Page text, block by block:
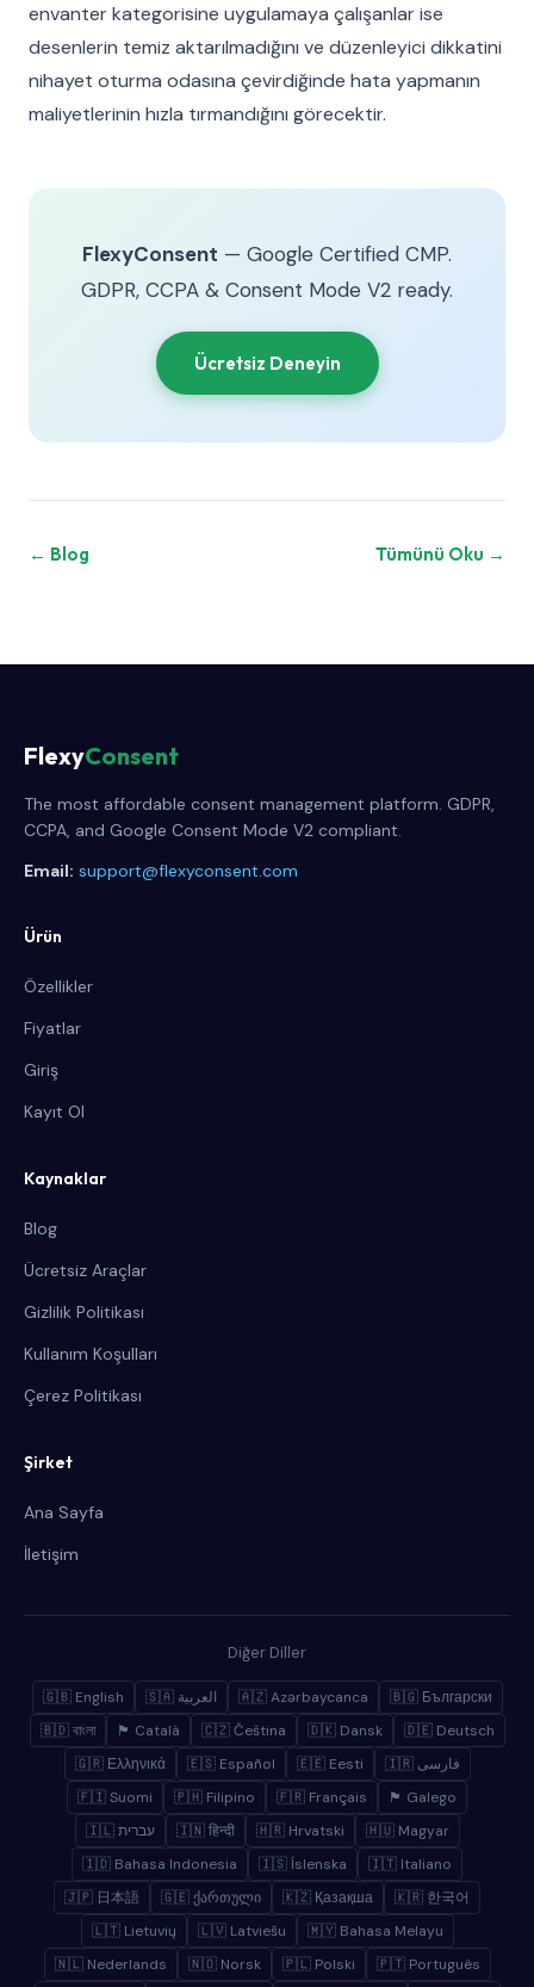
envanter kategorisine uygulamaya çalışanlar ise
desenlerin temiz aktarılmadığını ve düzenleyici dikkatini
nihayet oturma odasına çevirdiğinde hata yapmanın
maliyetlerinin hızla tırmandığını görecektir.
FlexyConsent — Google Certified CMP.
GDPR, CCPA & Consent Mode V2 ready.
Ücretsiz Deneyin
← Blog Tümünü Oku →
FlexyConsent
The most affordable consent management platform. GDPR,
CCPA, and Google Consent Mode V2 compliant.
Email: support@flexyconsent.com
Ürün
Özellikler
Fiyatlar
Giriş
Kayıt Ol
Kaynaklar
Blog
Ücretsiz Araçlar
Gizlilik Politikası
Kullanım Koşulları
Çerez Politikası
Şirket
Ana Sayfa
İletişim
Diğer Diller
🇬🇧 English 🇸🇦 العربية 🇦🇿 Azərbaycanca
🇧🇬 Български
🇧🇩 বাংলা
🏴 Català 🇨🇿 Čeština 🇩🇰 Dansk
🇩🇪 Deutsch
🇬🇷 Ελληνικά
🇪🇸 Español 🇪🇪 Eesti
🇮🇷 فارسی
🇫🇮 Suomi
🇵🇭 Filipino 🇫🇷 Français
🏴 Galego
🇮🇱 עברית
🇮🇳 हिन्दी 🇭🇷 Hrvatski
🇭🇺 Magyar
🇮🇩 Bahasa Indonesia
🇮🇸 Íslenska
🇮🇹 Italiano
🇯🇵 日本語
🇬🇪 ქართული 🇰🇿 Қазақша
🇰🇷 한국어
🇱🇹 Lietuvių
🇱🇻 Latviešu
🇲🇾 Bahasa Melayu
🇳🇱 Nederlands
🇳🇴 Norsk 🇵🇱 Polski 🇵🇹 Português